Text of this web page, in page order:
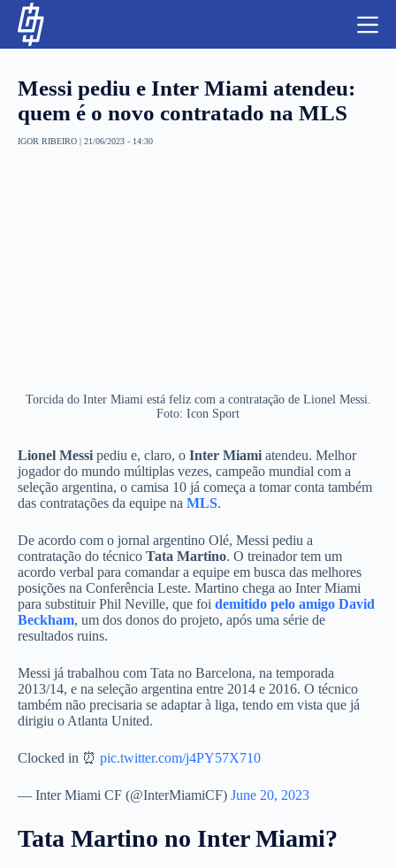
Messi pediu e Inter Miami atendeu:
quem é o novo contratado na MLS
IGOR RIBEIRO | 21/06/2023 - 14:30
Torcida do Inter Miami está feliz com a contratação de Lionel Messi.
Foto: Icon Sport
Lionel Messi pediu e, claro, o Inter Miami atendeu. Melhor
jogador do mundo múltiplas vezes, campeão mundial com a
seleção argentina, o camisa 10 já começa a tomar conta também
das contratações da equipe na MLS.
De acordo com o jornal argentino Olé, Messi pediu a
contratação do técnico Tata Martino. O treinador tem um
acordo verbal para comandar a equipe em busca das melhores
posições na Conferência Leste. Martino chega ao Inter Miami
para substituir Phil Neville, que foi demitido pelo amigo David
Beckham, um dos donos do projeto, após uma série de
resultados ruins.
Messi já trabalhou com Tata no Barcelona, na temporada
2013/14, e na seleção argentina entre 2014 e 2016. O técnico
também não precisaria se adaptar à liga, tendo em vista que já
dirigiu o Atlanta United.
Clocked in ⏰ pic.twitter.com/j4PY57X710
— Inter Miami CF (@InterMiamiCF) June 20, 2023
Tata Martino no Inter Miami?